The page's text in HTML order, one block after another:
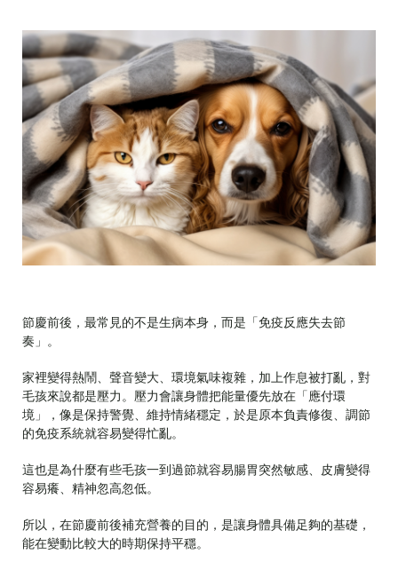
節慶前後，最常見的不是生病本身，而是「免疫反應失去節
奏」。
家裡變得熱鬧、聲音變大、環境氣味複雜，加上作息被打亂，對
毛孩來說都是壓力。壓力會讓身體把能量優先放在「應付環
境」，像是保持警覺、維持情緒穩定，於是原本負責修復、調節
的免疫系統就容易變得忙亂。
這也是為什麼有些毛孩一到過節就容易腸胃突然敏感、皮膚變得
容易癢、精神忽高忽低。
所以，在節慶前後補充營養的目的，是讓身體具備足夠的基礎，
能在變動比較大的時期保持平穩。